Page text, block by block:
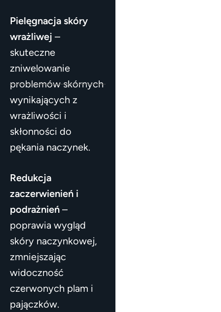
Pielęgnacja skóry
wrażliwej –
skuteczne
zniwelowanie
problemów skórnych
wynikających z
wrażliwości i
skłonności do
pękania naczynek.
Redukcja
zaczerwienień i
podrażnień –
poprawia wygląd
skóry naczynkowej,
zmniejszając
widoczność
czerwonych plam i
pajączków.